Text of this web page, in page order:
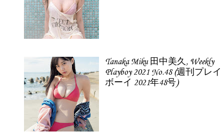
Tanaka Miku 田中美久, Weekly
Playboy 2021 No.48 (週刊プレイ
ボーイ 2021年48号)